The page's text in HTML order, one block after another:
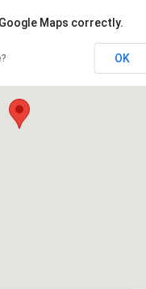
Maps correctly.
OK